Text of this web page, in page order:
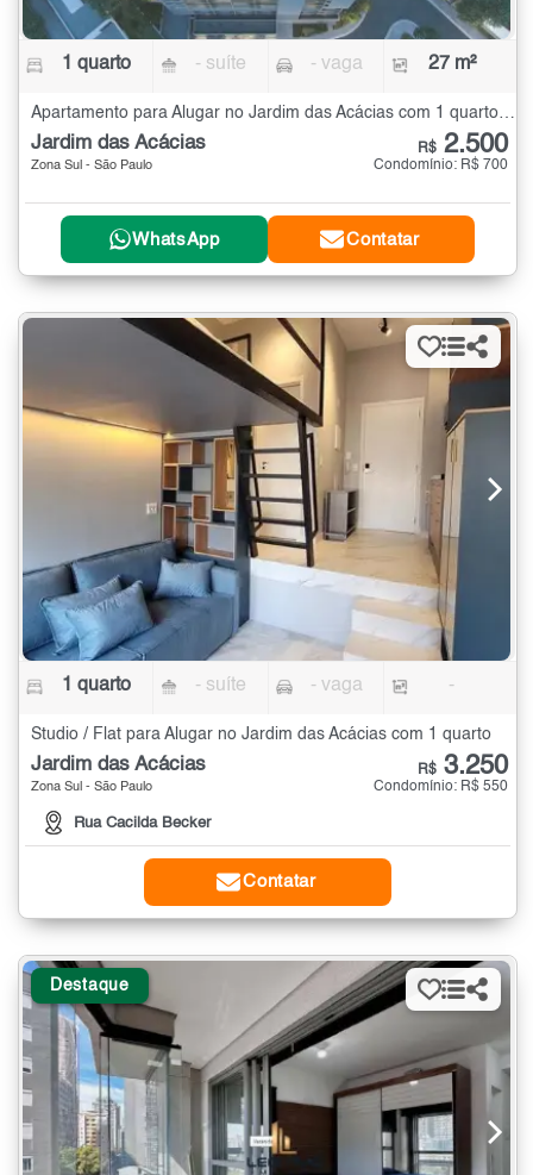
1 quarto - suíte - vaga 27 m²
Apartamento para Alugar no Jardim das Acácias com 1 quarto - 27 m²
Jardim das Acácias
Zona Sul - São Paulo
R$ 2.500
Condomínio: R$ 700
WhatsApp Contatar
1 quarto - suíte - vaga -
Studio / Flat para Alugar no Jardim das Acácias com 1 quarto
Jardim das Acácias
Zona Sul - São Paulo
Rua Cacilda Becker
R$ 3.250
Condomínio: R$ 550
Contatar
Destaque